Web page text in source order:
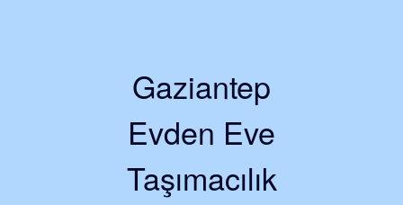
Gaziantep
Evden Eve
Taşımacılık